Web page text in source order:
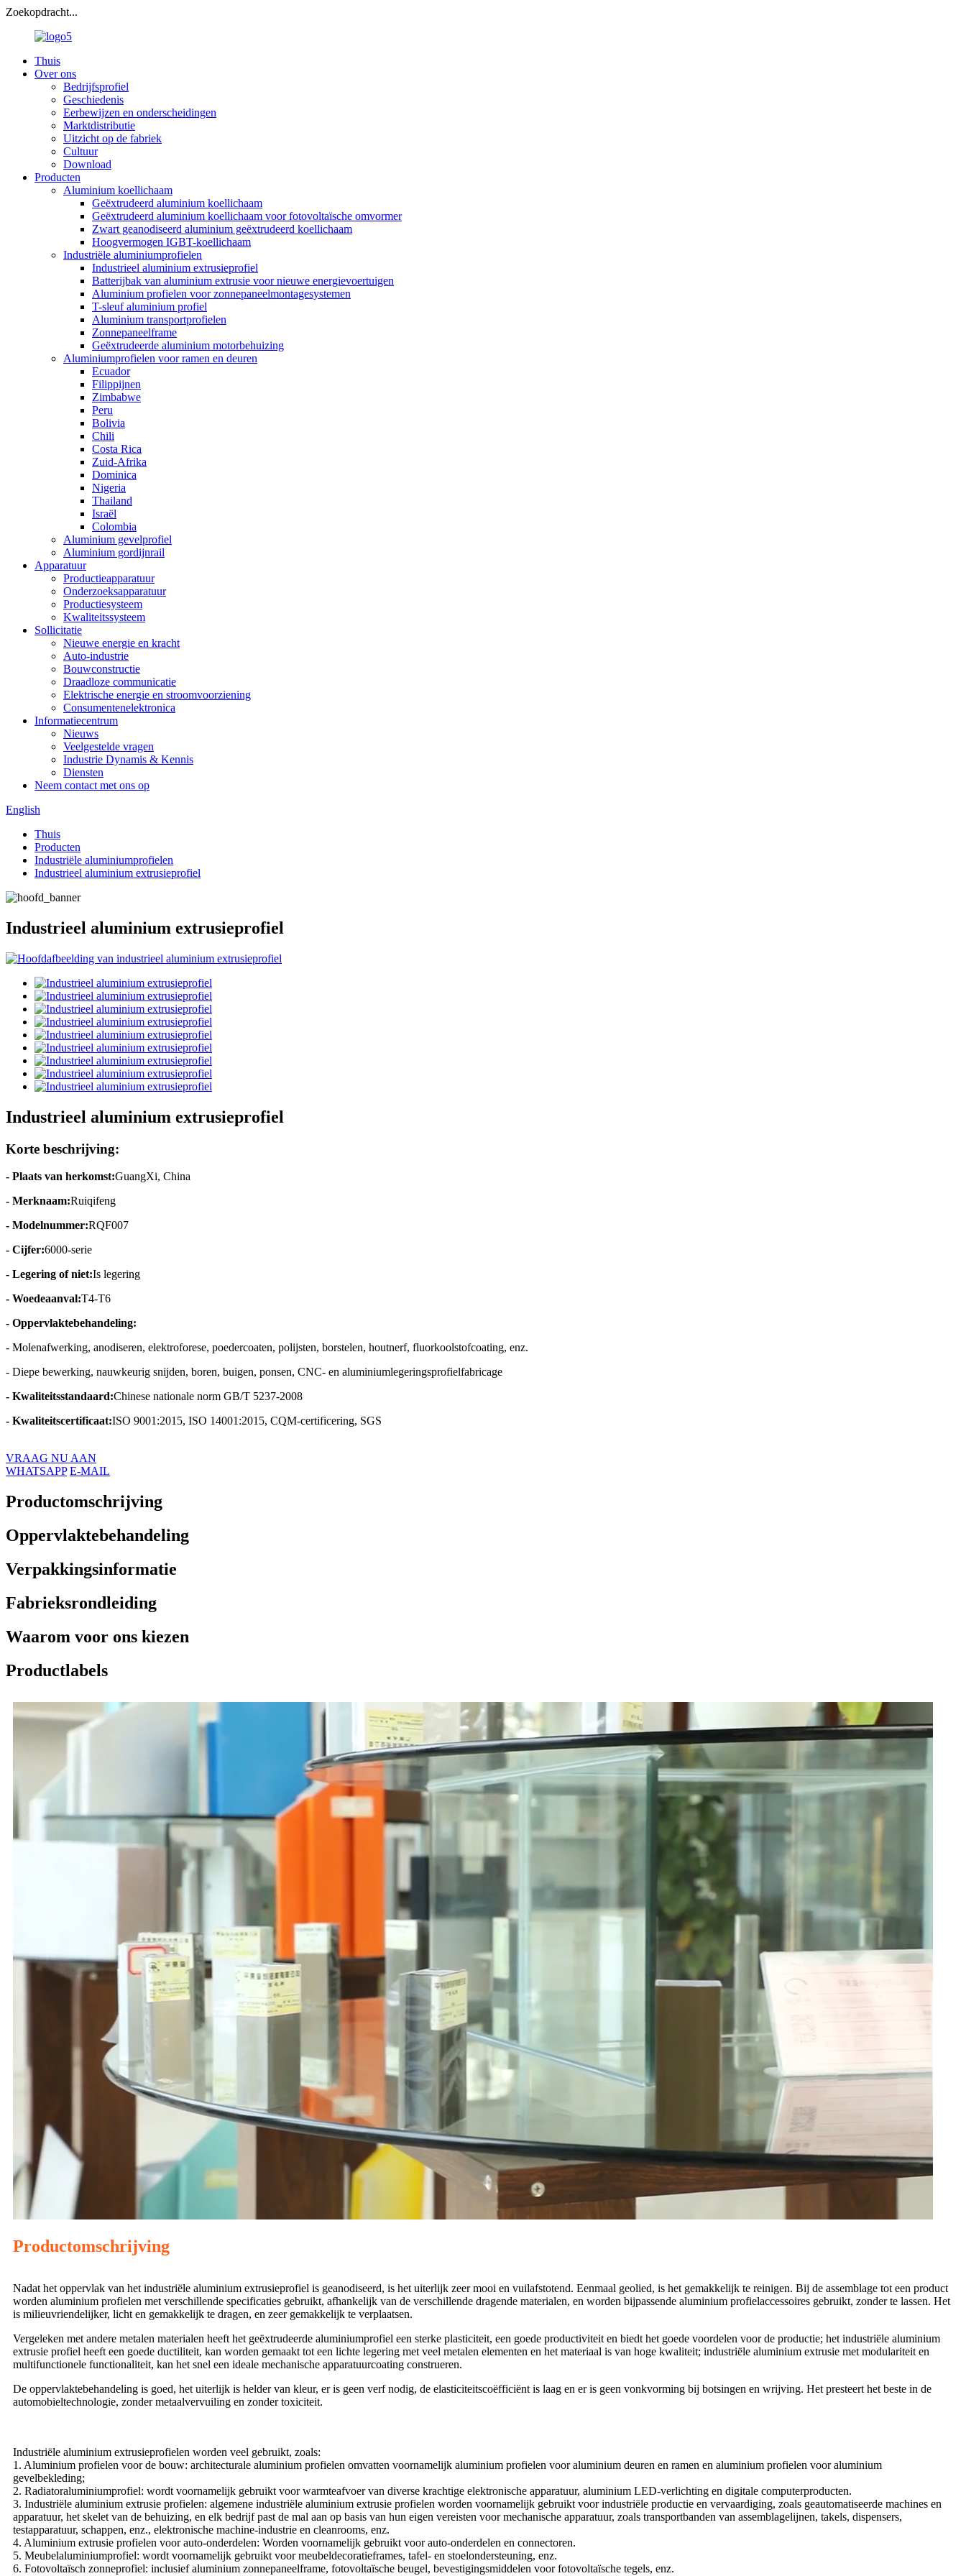
Zoekopdracht...
Thuis
Over ons
Bedrijfsprofiel
Geschiedenis
Eerbewijzen en onderscheidingen
Marktdistributie
Uitzicht op de fabriek
Cultuur
Download
Producten
Aluminium koellichaam
Geëxtrudeerd aluminium koellichaam
Geëxtrudeerd aluminium koellichaam voor fotovoltaïsche omvormer
Zwart geanodiseerd aluminium geëxtrudeerd koellichaam
Hoogvermogen IGBT-koellichaam
Industriële aluminiumprofielen
Industrieel aluminium extrusieprofiel
Batterijbak van aluminium extrusie voor nieuwe energievoertuigen
Aluminium profielen voor zonnepaneelmontagesystemen
T-sleuf aluminium profiel
Aluminium transportprofielen
Zonnepaneelframe
Geëxtrudeerde aluminium motorbehuizing
Aluminiumprofielen voor ramen en deuren
Ecuador
Filippijnen
Zimbabwe
Peru
Bolivia
Chili
Costa Rica
Zuid-Afrika
Dominica
Nigeria
Thailand
Israël
Colombia
Aluminium gevelprofiel
Aluminium gordijnrail
Apparatuur
Productieapparatuur
Onderzoeksapparatuur
Productiesysteem
Kwaliteitssysteem
Sollicitatie
Nieuwe energie en kracht
Auto-industrie
Bouwconstructie
Draadloze communicatie
Elektrische energie en stroomvoorziening
Consumentenelektronica
Informatiecentrum
Nieuws
Veelgestelde vragen
Industrie Dynamis & Kennis
Diensten
Neem contact met ons op
English
Thuis
Producten
Industriële aluminiumprofielen
Industrieel aluminium extrusieprofiel
Industrieel aluminium extrusieprofiel
Industrieel aluminium extrusieprofiel
Korte beschrijving:
- Plaats van herkomst:GuangXi, China
- Merknaam:Ruiqifeng
- Modelnummer:RQF007
- Cijfer:6000-serie
- Legering of niet:Is legering
- Woedeaanval:T4-T6
- Oppervlaktebehandeling:
- Molenafwerking, anodiseren, elektroforese, poedercoaten, polijsten, borstelen, houtnerf, fluorkoolstofcoating, enz.
- Diepe bewerking, nauwkeurig snijden, boren, buigen, ponsen, CNC- en aluminiumlegeringsprofielfabricage
- Kwaliteitsstandaard:Chinese nationale norm GB/T 5237-2008
- Kwaliteitscertificaat:ISO 9001:2015, ISO 14001:2015, CQM-certificering, SGS
VRAAG NU AAN
WHATSAPP E-MAIL
Productomschrijving
Oppervlaktebehandeling
Verpakkingsinformatie
Fabrieksrondleiding
Waarom voor ons kiezen
Productlabels
Productomschrijving
Nadat het oppervlak van het industriële aluminium extrusieprofiel is geanodiseerd, is het uiterlijk zeer mooi en vuilafstotend. Eenmaal geolied, is het gemakkelijk te reinigen. Bij de assemblage tot een product
worden aluminium profielen met verschillende specificaties gebruikt, afhankelijk van de verschillende dragende materialen, en worden bijpassende aluminium profielaccessoires gebruikt, zonder te lassen. Het
is milieuvriendelijker, licht en gemakkelijk te dragen, en zeer gemakkelijk te verplaatsen.
Vergeleken met andere metalen materialen heeft het geëxtrudeerde aluminiumprofiel een sterke plasticiteit, een goede productiviteit en biedt het goede voordelen voor de productie; het industriële aluminium
extrusie profiel heeft een goede ductiliteit, kan worden gemaakt tot een lichte legering met veel metalen elementen en het materiaal is van hoge kwaliteit; industriële aluminium extrusie met modulariteit en
multifunctionele functionaliteit, kan het snel een ideale mechanische apparatuurcoating construeren.
De oppervlaktebehandeling is goed, het uiterlijk is helder van kleur, er is geen verf nodig, de elasticiteitscoëfficiënt is laag en er is geen vonkvorming bij botsingen en wrijving. Het presteert het beste in de
automobieltechnologie, zonder metaalvervuiling en zonder toxiciteit.
Industriële aluminium extrusieprofielen worden veel gebruikt, zoals:
1. Aluminium profielen voor de bouw: architecturale aluminium profielen omvatten voornamelijk aluminium profielen voor aluminium deuren en ramen en aluminium profielen voor aluminium
gevelbekleding;
2. Radiatoraluminiumprofiel: wordt voornamelijk gebruikt voor warmteafvoer van diverse krachtige elektronische apparatuur, aluminium LED-verlichting en digitale computerproducten.
3. Industriële aluminium extrusie profielen: algemene industriële aluminium extrusie profielen worden voornamelijk gebruikt voor industriële productie en vervaardiging, zoals geautomatiseerde machines en
apparatuur, het skelet van de behuizing, en elk bedrijf past de mal aan op basis van hun eigen vereisten voor mechanische apparatuur, zoals transportbanden van assemblagelijnen, takels, dispensers,
testapparatuur, schappen, enz., elektronische machine-industrie en cleanrooms, enz.
4. Aluminium extrusie profielen voor auto-onderdelen: Worden voornamelijk gebruikt voor auto-onderdelen en connectoren.
5. Meubelaluminiumprofiel: wordt voornamelijk gebruikt voor meubeldecoratieframes, tafel- en stoelondersteuning, enz.
6. Fotovoltaïsch zonneprofiel: inclusief aluminium zonnepaneelframe, fotovoltaïsche beugel, bevestigingsmiddelen voor fotovoltaïsche tegels, enz.